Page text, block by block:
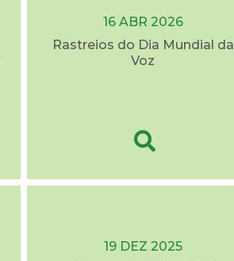
16 ABR 2026
Rastreios do Dia Mundial da
Voz
19 DEZ 2025